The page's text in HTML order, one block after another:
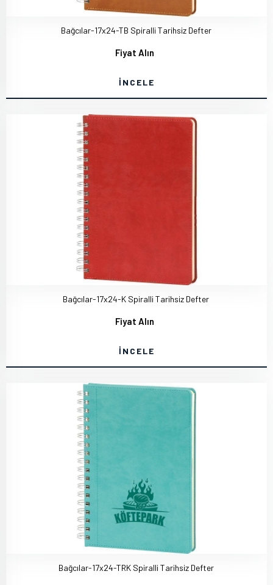
Bağcılar-17x24-TB Spiralli Tarihsiz Defter
Fiyat Alın
İNCELE
Bağcılar-17x24-K Spiralli Tarihsiz Defter
Fiyat Alın
İNCELE
Bağcılar-17x24-TRK Spiralli Tarihsiz Defter